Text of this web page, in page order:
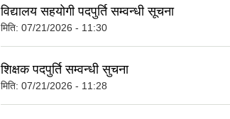
विद्यालय सहयोगी पदपुर्ति सम्वन्धी सूचना
मिति: 07/21/2026 - 11:30
शिक्षक पदपुर्ति सम्वन्धी सुचना
मिति: 07/21/2026 - 11:28